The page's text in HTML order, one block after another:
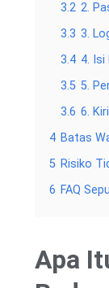
3.2 2.
3.3 3.
3.4 4. Isi
3.5 5.
3.6 6.
4 Batas
5 Risiko
6 FAQ
Apa